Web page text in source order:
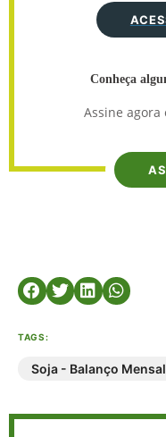
Conheça
Assine
TAGS:
Soja - Balanço Mensal